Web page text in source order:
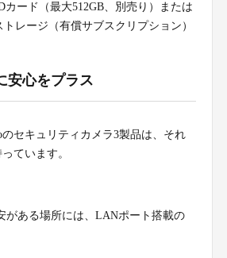
カード（最大512GB、別売り）または
トレージ（有償サブスクリプション）
安心をプラス
セキュリティカメラ3製品は、それ
ています。
がある場所には、LANポート搭載の